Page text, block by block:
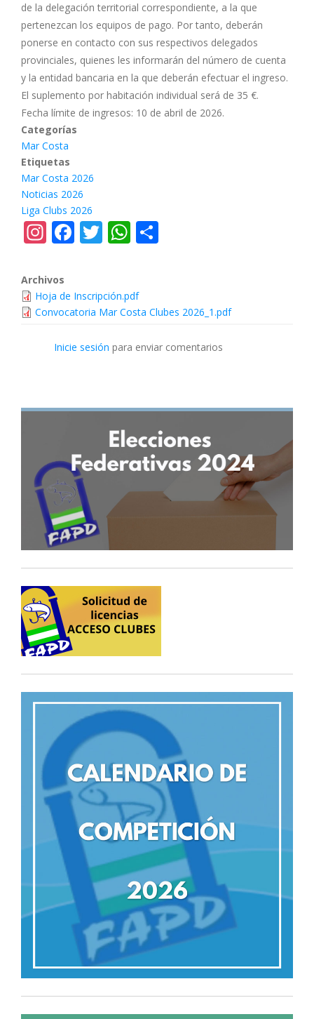
de la delegación territorial correspondiente, a la que
pertenezcan los equipos de pago. Por tanto, deberán
ponerse en contacto con sus respectivos delegados
provinciales, quienes les informarán del número de cuenta
y la entidad bancaria en la que deberán efectuar el ingreso.
El suplemento por habitación individual será de 35 €.
Fecha límite de ingresos: 10 de abril de 2026.
Categorías
Mar Costa
Etiquetas
Mar Costa 2026
Noticias 2026
Liga Clubs 2026
Instagram
Facebook
TwitterWhatsApp
Archivos
Hoja de Inscripción.pdf
Convocatoria Mar Costa Clubes 2026_1.pdf
Inicie sesión para enviar comentarios